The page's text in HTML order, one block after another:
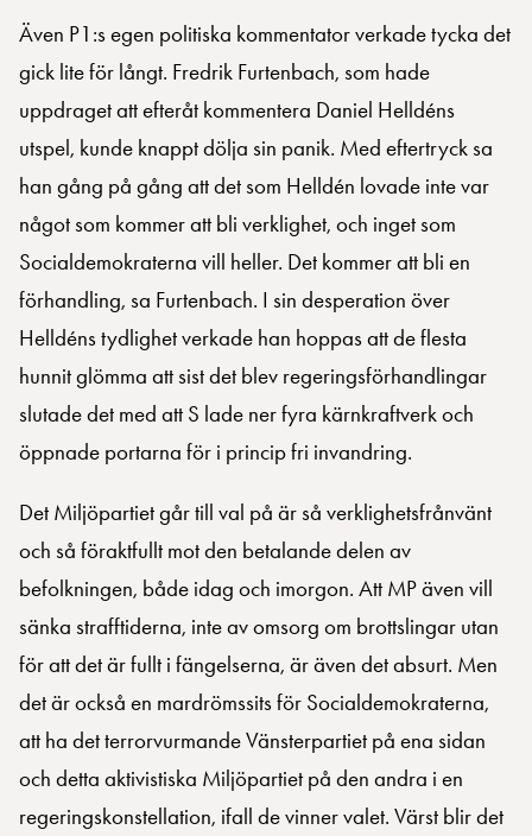
Även P1:s egen politiska kommentator verkade tycka det
gick lite för långt. Fredrik Furtenbach, som hade
uppdraget att efteråt kommentera Daniel Helldéns
utspel, kunde knappt dölja sin panik. Med eftertryck sa
han gång på gång att det som Helldén lovade inte var
något som kommer att bli verklighet, och inget som
Socialdemokraterna vill heller. Det kommer att bli en
förhandling, sa Furtenbach. I sin desperation över
Helldéns tydlighet verkade han hoppas att de flesta
hunnit glömma att sist det blev regeringsförhandlingar
slutade det med att S lade ner fyra kärnkraftverk och
öppnade portarna för i princip fri invandring.
Det Miljöpartiet går till val på är så verklighetsfrånvänt
och så föraktfullt mot den betalande delen av
befolkningen, både idag och imorgon. Att MP även vill
sänka strafftiderna, inte av omsorg om brottslingar utan
för att det är fullt i fängelserna, är även det absurt. Men
det är också en mardrömssits för Socialdemokraterna,
att ha det terrorvurmande Vänsterpartiet på ena sidan
och detta aktivistiska Miljöpartiet på den andra i en
regeringskonstellation, ifall de vinner valet. Värst blir det